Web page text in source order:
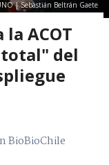
| Sebastián Beltrán Gaete
ACOT
del
BioBioChile